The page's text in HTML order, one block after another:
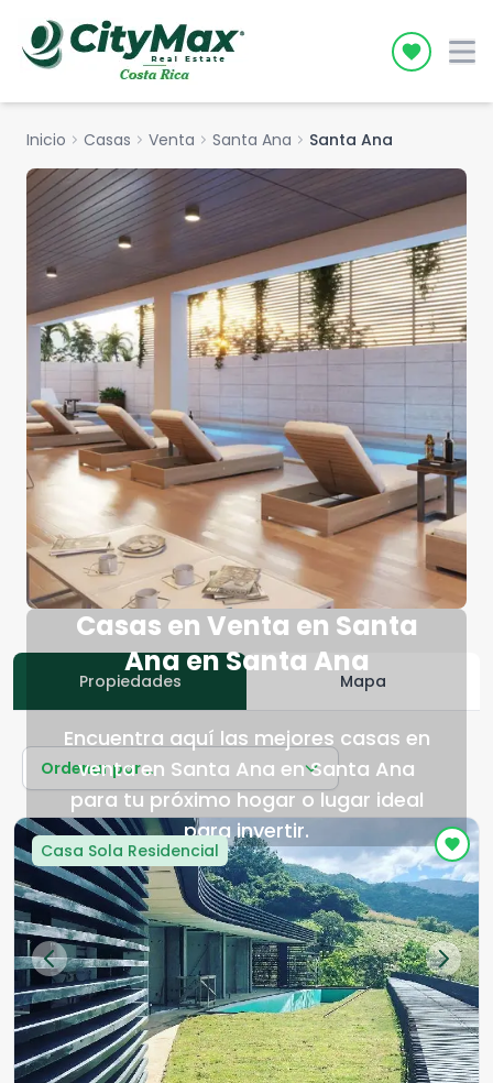
Icon
Inicio chevron_right Casas chevron_right Venta chevron_right Santa Ana chevron_right Santa Ana
Casas en Venta en Santa
Ana en Santa Ana
Encuentra aquí las mejores casas en
venta en Santa Ana en Santa Ana
para tu próximo hogar o lugar ideal
para invertir.
Propiedades Mapa
Ordenar por...
Casa Sola Residencial